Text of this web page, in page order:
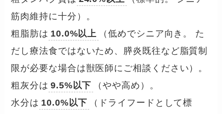
筋肉維持に十分）。
粗脂肪は 10.0%以上
（低めでシニア向き。 た
だし療法食ではないため、膵炎既往など脂質制
限が必要な場合は獣医師にご相談ください）。
粗灰分は 9.5%以下
（やや高め）。
水分は 10.0%以下
（ドライフードとして標